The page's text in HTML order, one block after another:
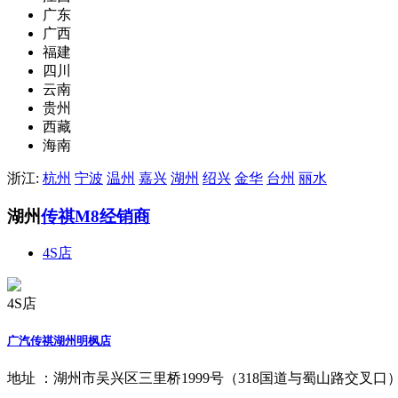
广东
广西
福建
四川
云南
贵州
西藏
海南
浙江: 杭州 宁波 温州 嘉兴 湖州 绍兴 金华 台州 丽水
湖州传祺M8经销商
4S店
4S店
广汽传祺湖州明枫店
地址 ： 湖州市吴兴区三里桥1999号（318国道与蜀山路交叉口